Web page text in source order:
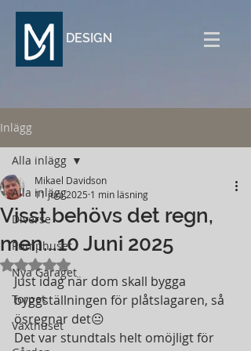
DESIGN
Inlägg
Alla inlägg
Diverse
Pumphuset
Nya Garaget
Torpet
Växthuset
Alla inlägg
Visst behövs det regn,
men...10 Juni 2025
Mikael Davidson
11 juni 2025 1 min läsning
Betygsatt till NaN av 5 stjärnor.
Just idag när dom skall bygga
byggställningen för plåtslagaren, så
ösregnar det😐
Det var stundtals helt omöjligt för